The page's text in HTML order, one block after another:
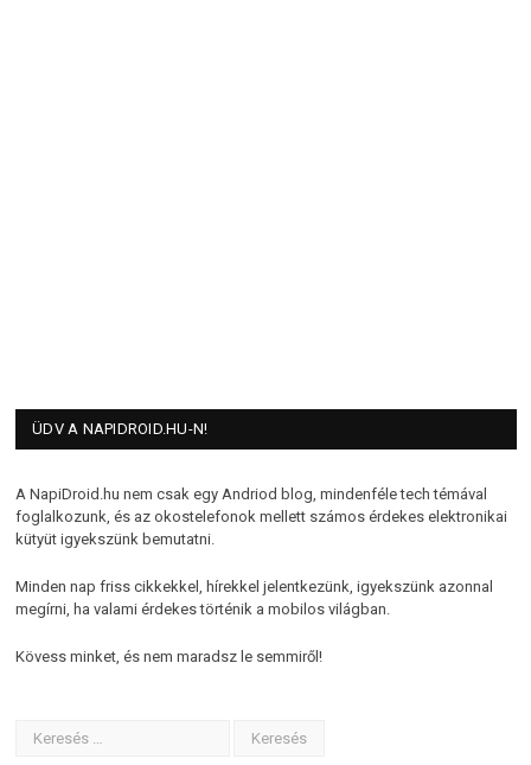
ÜDV A NAPIDROID.HU-N!
A NapiDroid.hu nem csak egy Andriod blog, mindenféle tech témával
foglalkozunk, és az okostelefonok mellett számos érdekes elektronikai
kütyüt igyekszünk bemutatni.
Minden nap friss cikkekkel, hírekkel jelentkezünk, igyekszünk azonnal
megírni, ha valami érdekes történik a mobilos világban.
Kövess minket, és nem maradsz le semmiről!